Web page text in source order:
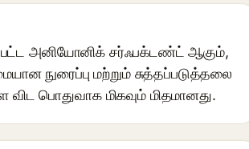
அனியோனிக் சர்ஃபக்டண்ட் ஆகும்,
நுரைப்பு மற்றும் சுத்தப்படுத்தலை
பொதுவாக மிகவும் மிதமானது.